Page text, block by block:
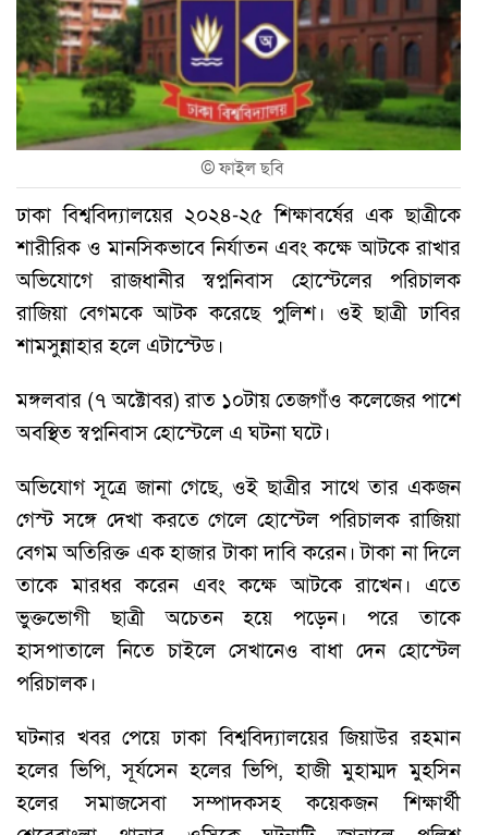
©ফাইল ছবি
ঢাকা বিশ্ববিদ্যালয়ের ২০২৪-২৫ শিক্ষাবর্ষের এক ছাত্রীকে
শারীরিক ও মানসিকভাবে নির্যাতন এবং কক্ষে আটকে রাখার
অভিযোগে রাজধানীর স্বপ্ননিবাস হোস্টেলের পরিচালক
রাজিয়া বেগমকে আটক করেছে পুলিশ। ওই ছাত্রী ঢাবির
শামসুন্নাহার হলে এটাস্টেড।
মঙ্গলবার (৭ অক্টোবর) রাত ১০টায় তেজগাঁও কলেজের পাশে
অবস্থিত স্বপ্ননিবাস হোস্টেলে এ ঘটনা ঘটে।
অভিযোগ সূত্রে জানা গেছে, ওই ছাত্রীর সাথে তার একজন
গেস্ট সঙ্গে দেখা করতে গেলে হোস্টেল পরিচালক রাজিয়া
বেগম অতিরিক্ত এক হাজার টাকা দাবি করেন। টাকা না দিলে
তাকে মারধর করেন এবং কক্ষে আটকে রাখেন। এতে
ভুক্তভোগী ছাত্রী অচেতন হয়ে পড়েন। পরে তাকে
হাসপাতালে নিতে চাইলে সেখানেও বাধা দেন হোস্টেল
পরিচালক।
ঘটনার খবর পেয়ে ঢাকা বিশ্ববিদ্যালয়ের জিয়াউর রহমান
হলের ভিপি, সূর্যসেন হলের ভিপি, হাজী মুহাম্মদ মুহসিন
হলের সমাজসেবা সম্পাদকসহ কয়েকজন শিক্ষার্থী